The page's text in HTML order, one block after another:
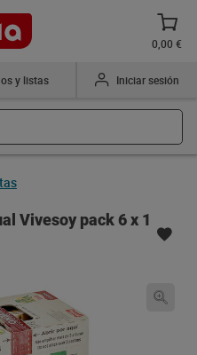
0,00 €
y listas Iniciar sesión
Vivesoy pack 6 x 1